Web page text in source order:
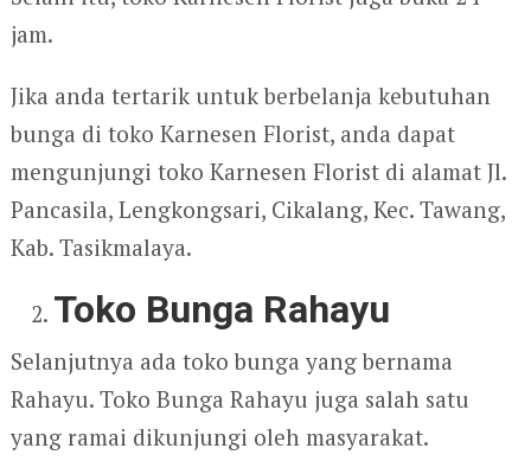
jam.
Jika anda tertarik untuk berbelanja kebutuhan
bunga di toko Karnesen Florist, anda dapat
mengunjungi toko Karnesen Florist di alamat Jl.
Pancasila, Lengkongsari, Cikalang, Kec. Tawang,
Kab. Tasikmalaya.
Toko Bunga Rahayu
Selanjutnya ada toko bunga yang bernama
Rahayu. Toko Bunga Rahayu juga salah satu
yang ramai dikunjungi oleh masyarakat.